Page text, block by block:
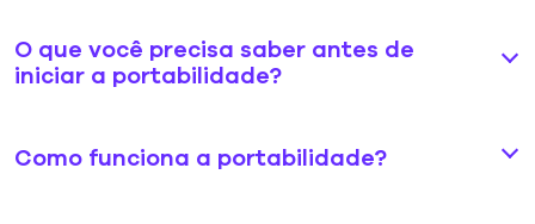
O que você precisa saber antes de
iniciar a portabilidade?
Como funciona a portabilidade?